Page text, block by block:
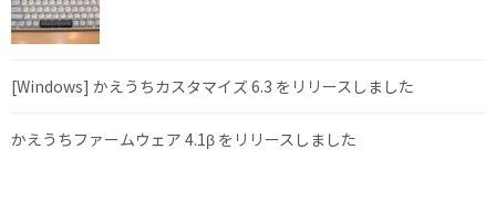
[Windows] かえうちカスタマイズ 6.3 をリリースしました
かえうちファームウェア 4.1β をリリースしました